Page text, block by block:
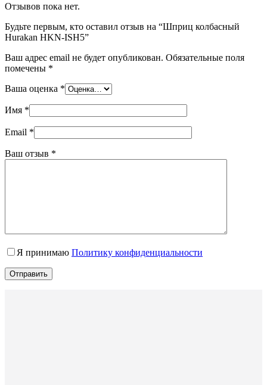
Отзывов пока нет.
Будьте первым, кто оставил отзыв на “Шприц колбасный
Hurakan HKN-ISН5”
Ваш адрес email не будет опубликован. Обязательные поля
помечены *
Ваша оценка *
Имя *
Email *
Ваш отзыв *
Я принимаю Политику конфиденциальности
Отправить